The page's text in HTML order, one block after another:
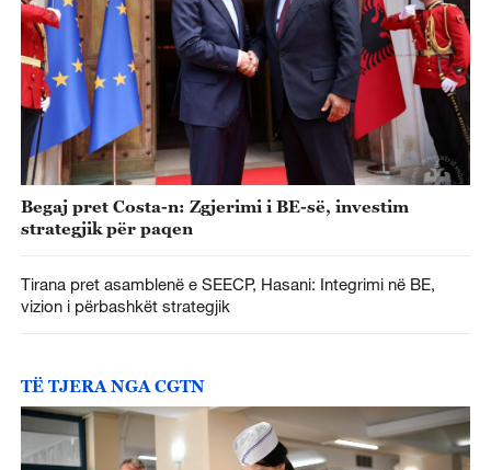
Begaj pret Costa-n: Zgjerimi i BE-së, investim
strategjik për paqen
Tirana pret asamblenë e SEECP, Hasani: Integrimi në BE,
vizion i përbashkët strategjik
TË TJERA NGA CGTN